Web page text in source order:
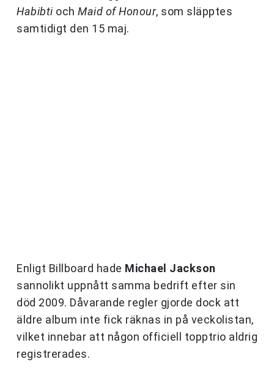
Habibtioch Maid of Honour, som släpptes
samtidigt den 15 maj.
Enligt Billboard hade Michael Jackson
sannolikt uppnått samma bedrift efter sin
död 2009. Dåvarande regler gjorde dock att
äldre album inte fick räknas in på veckolistan,
vilket innebar att någon officiell topptrio aldrig
registrerades.